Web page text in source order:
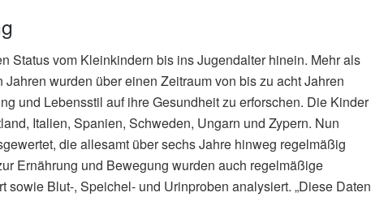
Status vom Kleinkindern bis ins Jugendalter hinein. Mehr als
wurden über einen Zeitraum von bis zu acht Jahren
und Lebensstil auf ihre Gesundheit zu erforschen. Die Kinder
Italien, Spanien, Schweden, Ungarn und Zypern. Nun
die allesamt über sechs Jahre hinweg regelmäßig
Ernährung und Bewegung wurden auch regelmäßige
sowie Blut-, Speichel- und Urinproben analysiert. „Diese Daten